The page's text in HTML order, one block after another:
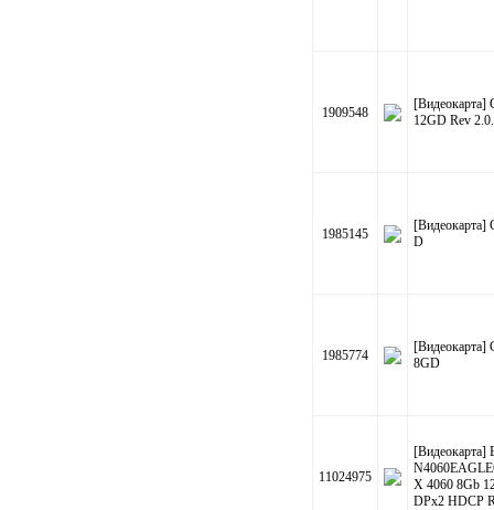
1909548
12GD Rev
1985145
[Видеокарта]
D
1985774
8GD
11024975
[Видеокарта]
X 4060 8Gb
DPx2 HDCP